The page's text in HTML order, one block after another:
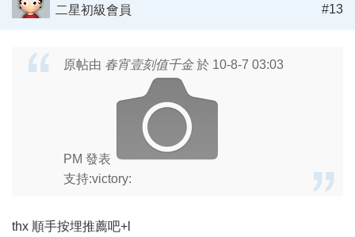
二星初級會員
#13
原帖由 春宵壹刻值千金於 10-8-7 03:03
PM 發表
支持:victory:
thx 順手按埋推薦吧+l